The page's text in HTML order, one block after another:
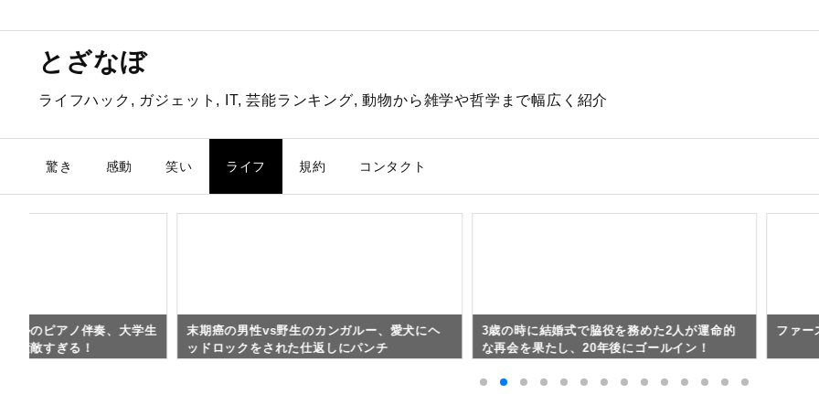
とざなぼ
ライフハック, ガジェット, IT, 芸能ランキング, 動物から雑学や哲学まで幅広く紹介
驚き 感動 笑い ライフ 規約 コンタクト
エルのピアノ伴奏、大学生
素敵すぎる！
末期癌の男性vs野生のカンガルー、愛犬にヘ
ッドロックをされた仕返しにパンチ
3歳の時に結婚式で脇役を務めた2人が運命的
な再会を果たし、20年後にゴールイン！
ファー